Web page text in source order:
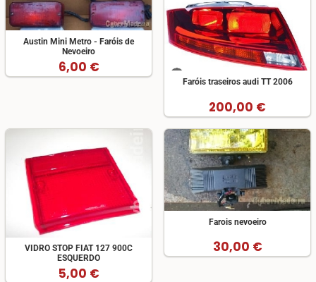
Austin Mini Metro - Faróis de
Nevoeiro
6,00 €
Faróis traseiros audi TT 2006
200,00 €
VIDRO STOP FIAT 127 900C
ESQUERDO
5,00 €
Farois nevoeiro
30,00 €